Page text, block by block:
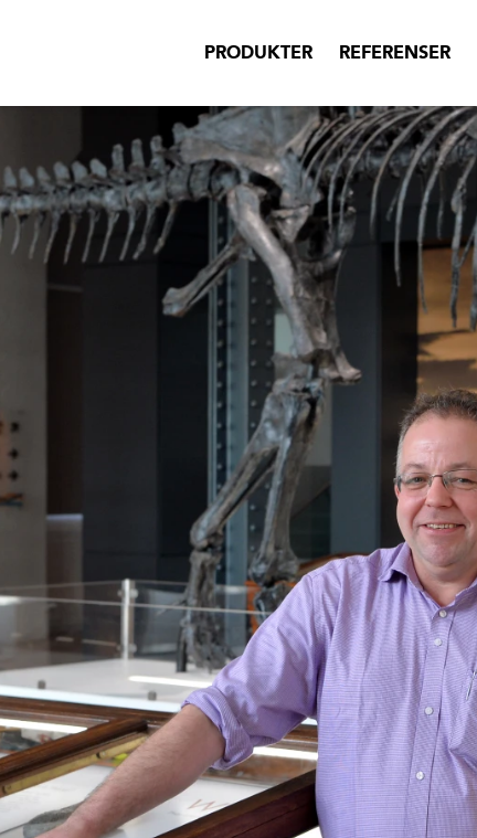
PRODUKTER REFERENSER